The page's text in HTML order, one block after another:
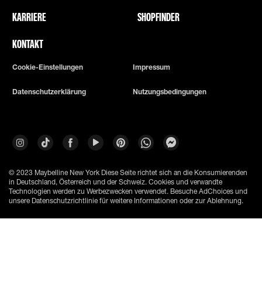
KARRIERE
KONTAKT
SHOPFINDER
Cookie-Einstellungen Impressum
Datenschutzerklärung Nutzungsbedingungen
© 2023 Maybelline New York Diese Seite richtet sich an die Konsumierenden
in Deutschland, Österreich und der Schweiz. Cookies und verwandte
Technologien werden zu Werbezwecken verwendet. Besuche AdChoices und
unsere Datenschutzrichtlinie für weitere Informationen oder zur Ablehnung.